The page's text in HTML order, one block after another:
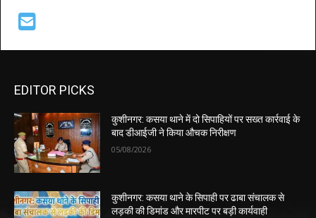
EDITOR PICKS
कुशीनगर: कसया थाने में दो सिपाहियों पर सख्त कार्रवाई के
बाद डीआईजी ने किया औचक निरीक्षण
05/08/2026
कुशीनगर: कसया थाने के सिपाही पर ढाबा संचालक से
लड़की की डिमांड और मारपीट पर बड़ी कार्यवाही